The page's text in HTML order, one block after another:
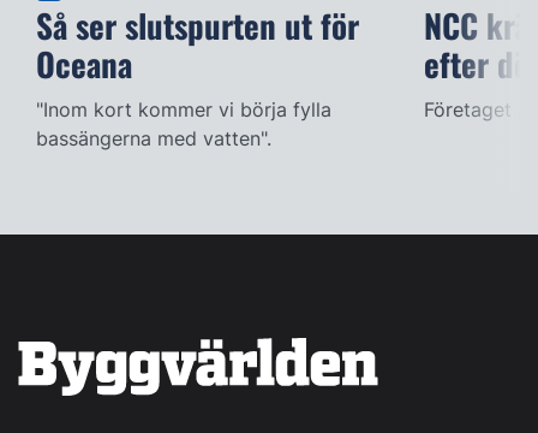
Så ser slutspurten ut för
Oceana
"Inom kort kommer vi börja fylla
bassängerna med vatten".
NCC
efter
Företaget